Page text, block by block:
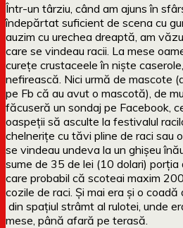
Într-un târziu, când am ajuns în
îndepărtat suficient de scena cu
auzim cu urechea dreaptă, am
care se vindeau racii. La mese
curețe crustaceele în niște
nefirească. Nici urmă de mascote
pe Fb că au avut o mascotă), de
făcuseră un sondaj pe Facebook,
oaspeții să asculte la festivalul
chelnerițe cu tăvi pline de raci sau
se vindeau undeva la un ghișeu
sume de 35 de lei (10 dolari)
care probabil că scoteai maxim
cozile de raci. Și mai era și o
din spațiul strâmt al rulotei, unde
mese, până afară pe terasă.